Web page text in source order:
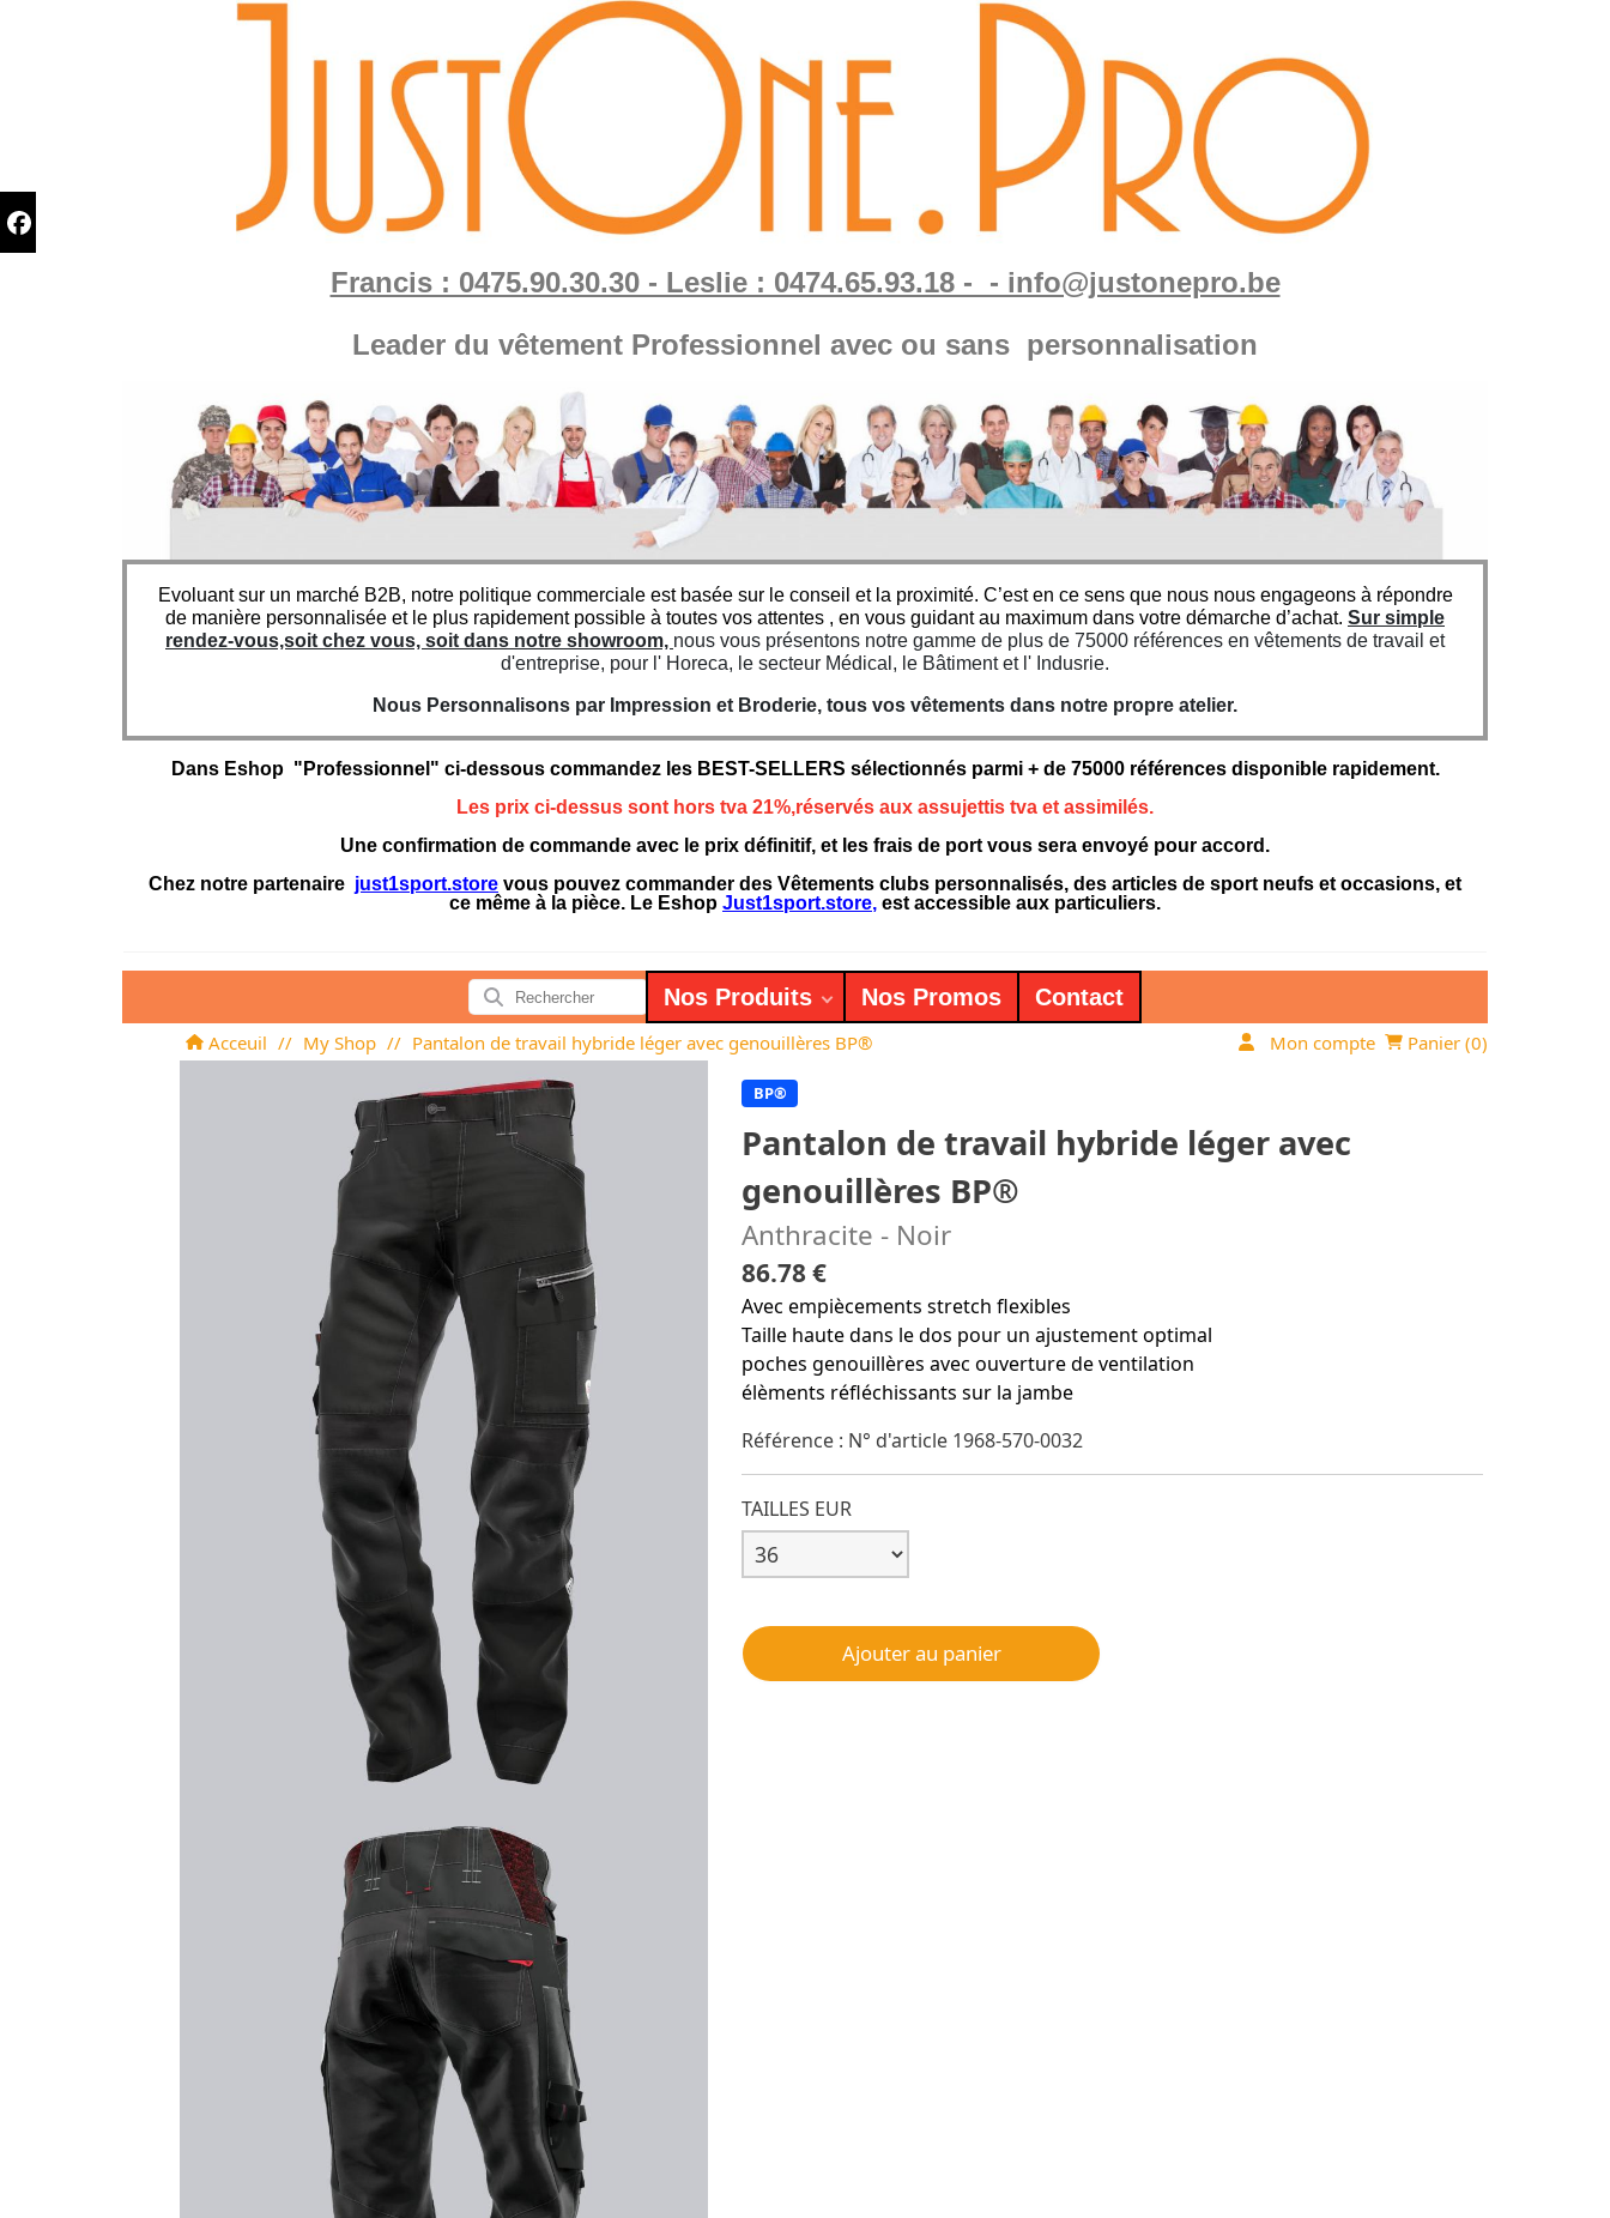
Francis : 0475.90.30.30 - Leslie : 0474.65.93.18 - - info@justonepro.be
Leader du vêtement Professionnel avec ou sans personnalisation
Evoluant sur un marché B2B, notre politique commerciale est basée sur le conseil et la proximité. C’est en ce sens que nous nous engageons à répondre
de manière personnalisée et le plus rapidement possible à toutes vos attentes , en vous guidant au maximum dans votre démarche d’achat. Sur simple
rendez-vous,soit chez vous, soit dans notre showroom, nous vous présentons notre gamme de plus de 75000 références en vêtements de travail et
d'entreprise, pour l' Horeca, le secteur Médical, le Bâtiment et l' Indusrie.
Nous Personnalisons par Impression et Broderie, tous vos vêtements dans notre propre atelier.
Dans Eshop "Professionnel" ci-dessous commandez les BEST-SELLERS sélectionnés parmi + de 75000 références disponible rapidement.
Les prix ci-dessus sont hors tva 21%,réservés aux assujettis tva et assimilés.
Une confirmation de commande avec le prix définitif, et les frais de port vous sera envoyé pour accord.
Chez notre partenaire just1sport.store vous pouvez commander des Vêtements clubs personnalisés, des articles de sport neufs et occasions, et
ce même à la pièce. Le Eshop Just1sport.store, est accessible aux particuliers.
Nos Produits Nos Promos Contact
Acceuil // My Shop // Pantalon de travail hybride léger avec genouillères BP® Mon compte Panier (0)
BP®
Pantalon de travail hybride léger avec
genouillères BP®
Anthracite - Noir
86.78 €
Avec empiècements stretch flexibles
Taille haute dans le dos pour un ajustement optimal
poches genouillères avec ouverture de ventilation
élèments réfléchissants sur la jambe
Référence : N° d'article 1968-570-0032
TAILLES EUR
Ajouter au panier